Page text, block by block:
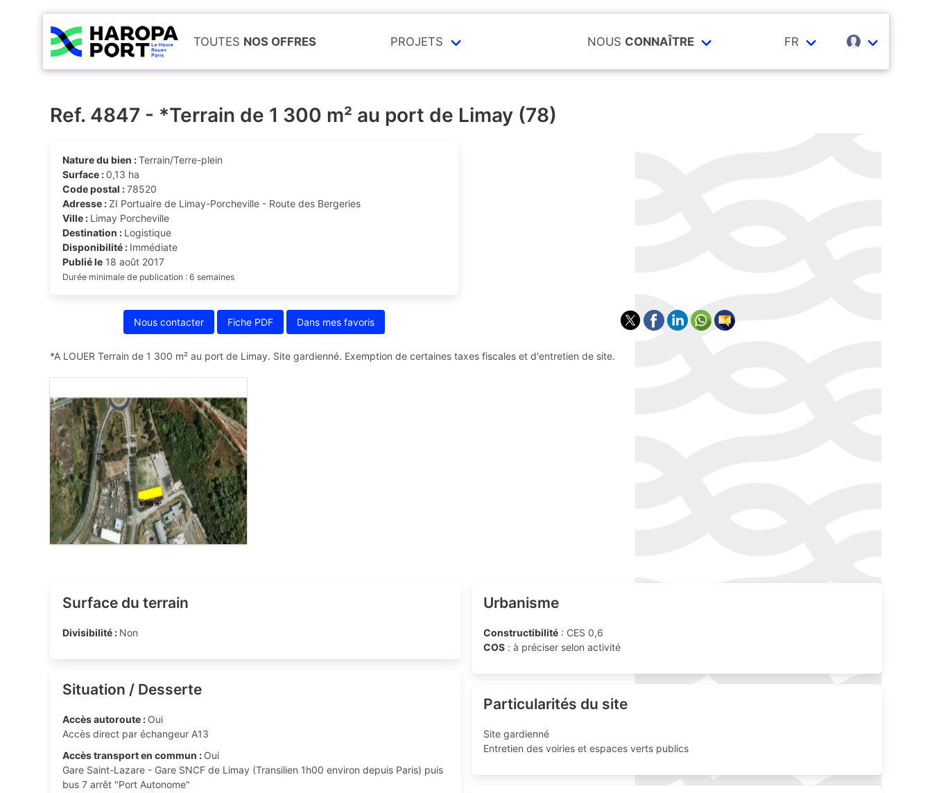
TOUTES NOS OFFRES PROJETS NOUS CONNAÎTRE FR
Ref. 4847 - *Terrain de 1 300 m² au port de Limay (78)
Nature du bien :Terrain/Terre-plein
Surface : 0,13 ha
Code postal :78520
Adresse :ZI Portuaire de Limay-Porcheville - Route des Bergeries
Ville : Limay Porcheville
Destination : Logistique
Disponibilité : Immédiate
Publié le18 août 2017
Durée minimale de publication : 6 semaines
Nous contacter Fiche PDF Dans mes favoris
*A LOUER Terrain de 1 300 m² au port de Limay. Site gardienné. Exemption de certaines taxes fiscales et d'entretien de site.
Surface du terrain
Divisibilité : Non
Situation / Desserte
Accès autoroute : Oui
Accès direct par échangeur A13
Accès transport en commun : Oui
Gare Saint-Lazare - Gare SNCF de Limay (Transilien 1h00 environ depuis Paris) puis
bus 7 arrêt "Port Autonome"
Urbanisme
Constructibilité : CES 0,6
COS : à préciser selon activité
Particularités du site
Site gardienné
Entretien des voiries et espaces verts publics